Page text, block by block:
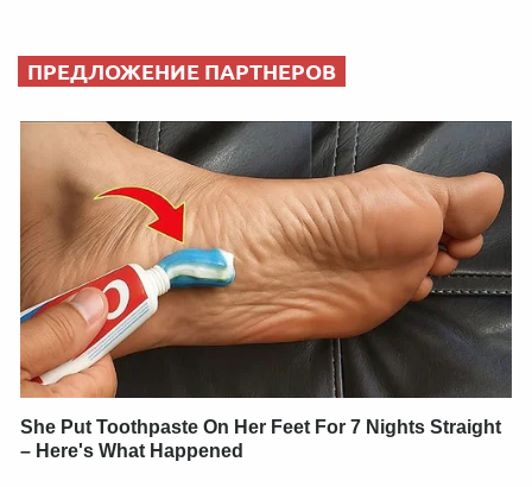
ПРЕДЛОЖЕНИЕ ПАРТНЕРОВ
She Put Toothpaste On Her Feet For 7 Nights Straight
– Here's What Happened